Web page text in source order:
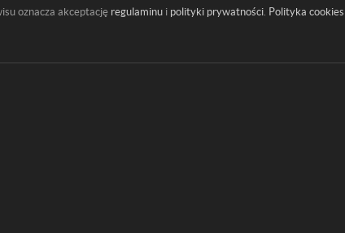
oznacza akceptację regulaminu i polityki prywatności. Polityka cookies